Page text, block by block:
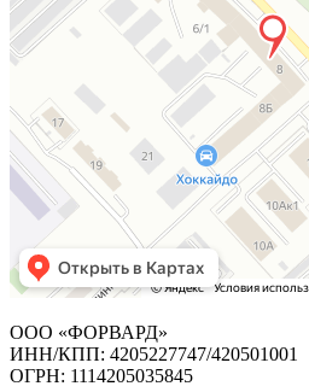
ООО «ФОРВАРД»
ИНН/КПП: 4205227747/420501001
ОГРН: 1114205035845